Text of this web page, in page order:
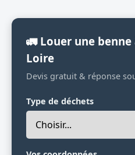
🚛 Louer une
Loire
Devis gratuit & réponse
Type de déchets